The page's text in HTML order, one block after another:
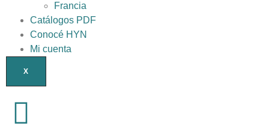
Francia
Catálogos PDF
Conocé HYN
Mi cuenta
X